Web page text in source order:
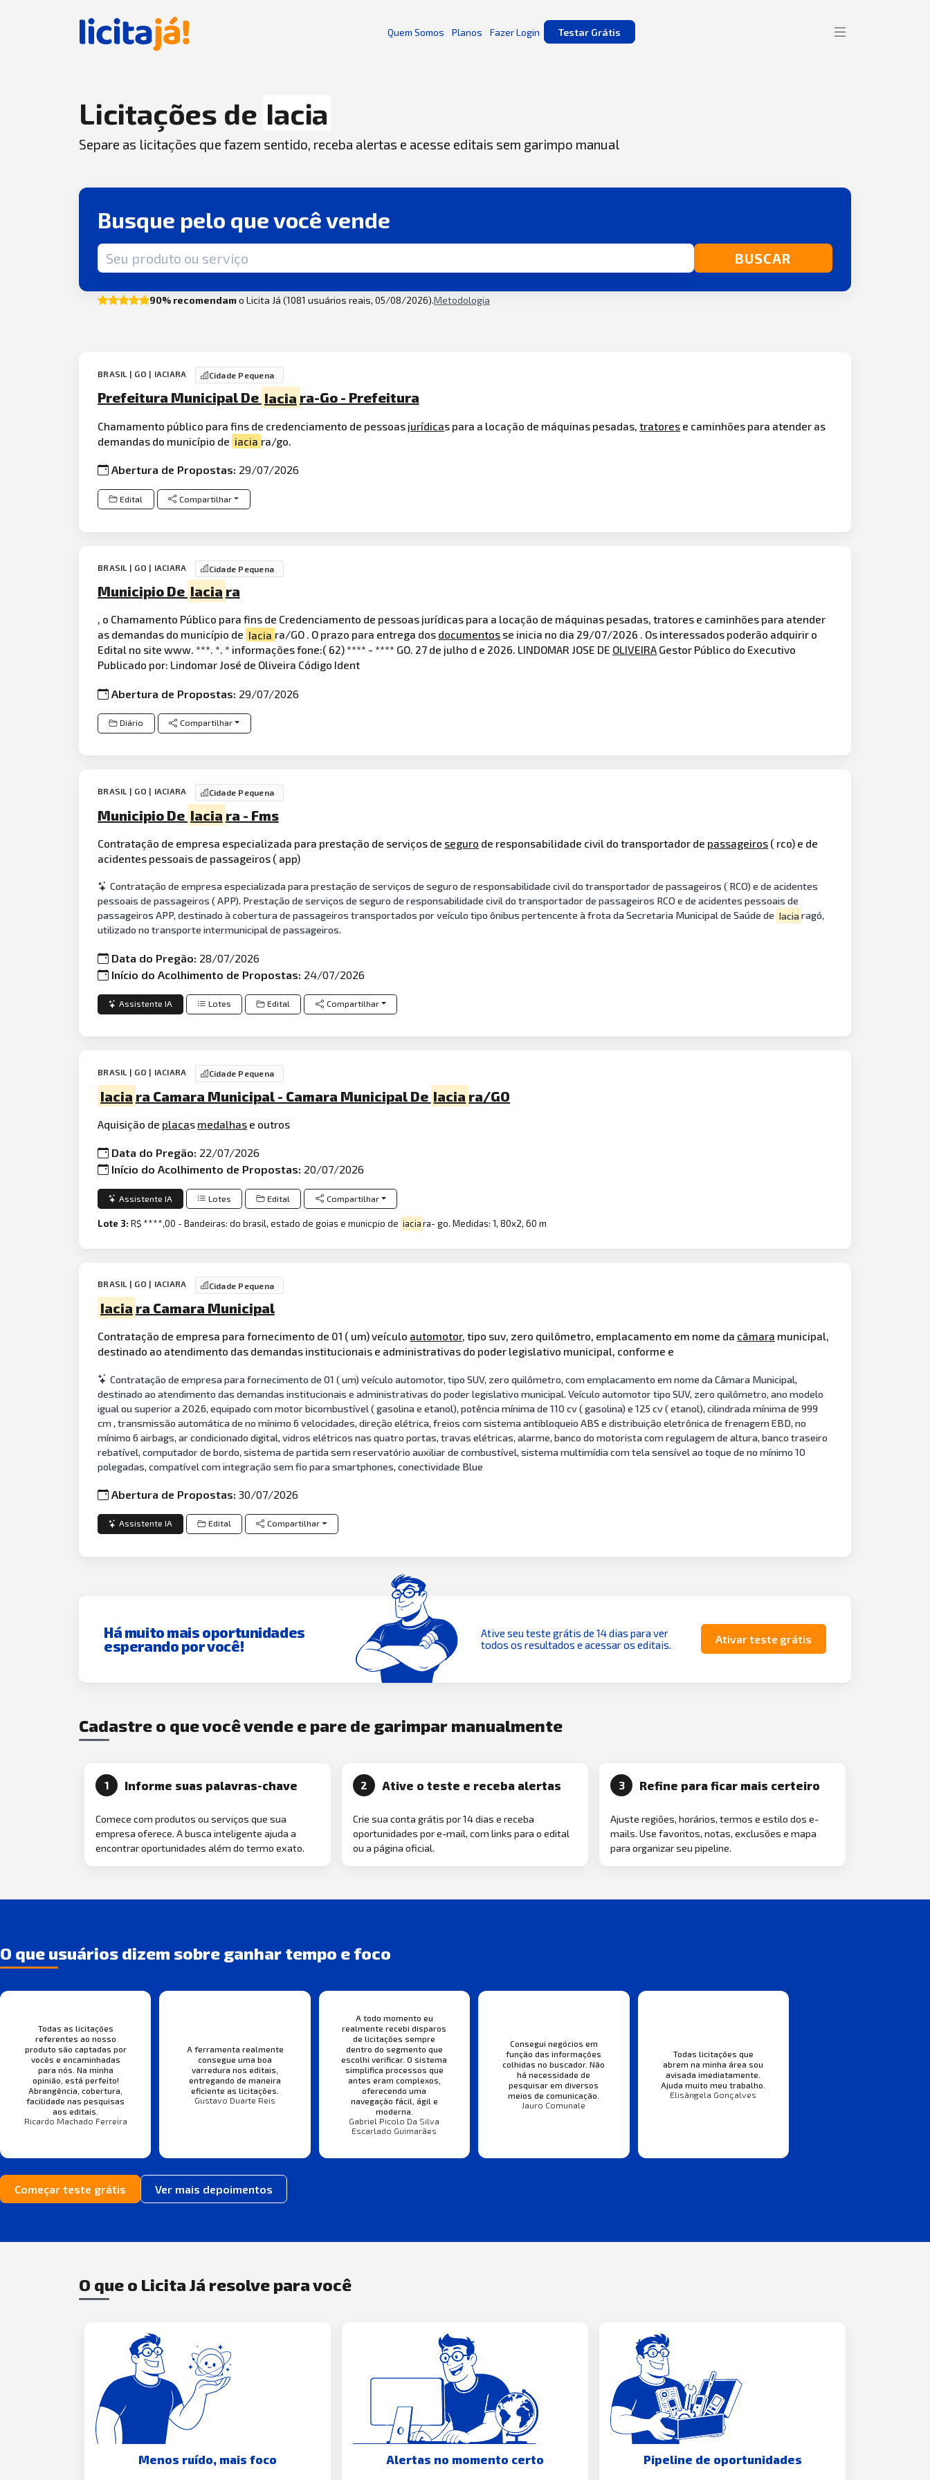
Quem Somos Planos Fazer Login Testar Grátis
Licitações de Iacia
Separe as licitações que fazem sentido, receba alertas e acesse editais sem garimpo manual
Busque pelo que você vende
Termo de busca BUSCAR
90% recomendamo Licita Já (1081 usuários reais, 05/08/2026).Metodologia
BRASIL | GO | IACIARA Cidade Pequena
Prefeitura Municipal De Iacia ra-Go - Prefeitura
Chamamento público para fins de credenciamento de pessoas jurídicas para a locação de máquinas pesadas,tratores e caminhões para atender as
demandas do município de iacia ra/go.
Abertura de Propostas: 29/07/2026
Edital Compartilhar
BRASIL | GO | IACIARA Cidade Pequena
Municipio De Iacia ra
, o Chamamento Público para fins de Credenciamento de pessoas jurídicas para a locação de máquinas pesadas, tratores e caminhões para atender
as demandas do município de Iacia ra/GO . O prazo para entrega dos documentos se inicia no dia 29/07/2026 . Os interessados poderão adquirir o
Edital no site www. ***. *. * informações fone:( 62) **** - **** GO. 27 de julho d e 2026. LINDOMAR JOSE DE OLIVEIRA Gestor Público do Executivo
Publicado por: Lindomar José de Oliveira Código Ident
Abertura de Propostas: 29/07/2026
Diário Compartilhar
BRASIL | GO | IACIARA Cidade Pequena
Municipio De Iacia ra - Fms
Contratação de empresa especializada para prestação de serviços de seguro de responsabilidade civil do transportador de passageiros ( rco) e de
acidentes pessoais de passageiros ( app)
Contratação de empresa especializada para prestação de serviços de seguro de responsabilidade civil do transportador de passageiros ( RCO) e de acidentes
pessoais de passageiros ( APP). Prestação de serviços de seguro de responsabilidade civil do transportador de passageiros RCO e de acidentes pessoais de
passageiros APP, destinado à cobertura de passageiros transportados por veículo tipo ônibus pertencente à frota da Secretaria Municipal de Saúde de Iaciaragó,
utilizado no transporte intermunicipal de passageiros.
Data do Pregão: 28/07/2026
Início do Acolhimento de Propostas: 24/07/2026
Assistente IA Lotes Edital Compartilhar
BRASIL | GO | IACIARA Cidade Pequena
Iacia ra Camara Municipal - Camara Municipal De Iacia ra/GO
Aquisição de placas medalhas e outros
Data do Pregão: 22/07/2026
Início do Acolhimento de Propostas: 20/07/2026
Assistente IA Lotes Edital Compartilhar
Lote 3:R$ ****,00 - Bandeiras: do brasil, estado de goias e municpio de iaciara- go. Medidas: 1, 80x2, 60 m
BRASIL | GO | IACIARA Cidade Pequena
Iacia ra Camara Municipal
Contratação de empresa para fornecimento de 01 ( um) veículo automotor, tipo suv, zero quilômetro, emplacamento em nome da câmara municipal,
destinado ao atendimento das demandas institucionais e administrativas do poder legislativo municipal, conforme e
Contratação de empresa para fornecimento de 01 ( um) veículo automotor, tipo SUV, zero quilômetro, com emplacamento em nome da Câmara Municipal,
destinado ao atendimento das demandas institucionais e administrativas do poder legislativo municipal. Veículo automotor tipo SUV, zero quilômetro, ano modelo
igual ou superior a 2026, equipado com motor bicombustível ( gasolina e etanol), potência mínima de 110 cv ( gasolina) e 125 cv ( etanol), cilindrada mínima de 999
cm , transmissão automática de no mínimo 6 velocidades, direção elétrica, freios com sistema antibloqueio ABS e distribuição eletrônica de frenagem EBD, no
mínimo 6 airbags, ar condicionado digital, vidros elétricos nas quatro portas, travas elétricas, alarme, banco do motorista com regulagem de altura, banco traseiro
rebatível, computador de bordo, sistema de partida sem reservatório auxiliar de combustível, sistema multimídia com tela sensível ao toque de no mínimo 10
polegadas, compatível com integração sem fio para smartphones, conectividade Blue
Abertura de Propostas:30/07/2026
Assistente IA Edital Compartilhar
Há muito mais oportunidades
esperando por você!
Ative seu teste grátis de 14 dias para ver
todos os resultados e acessar os editais.
Ativar teste grátis
Cadastre o que você vende e pare de garimpar manualmente
1 Informe suas palavras-chave
Comece com produtos ou serviços que sua
empresa oferece. A busca inteligente ajuda a
encontrar oportunidades além do termo exato.
2 Ative o teste e receba alertas
Crie sua conta grátis por 14 dias e receba
oportunidades por e-mail, com links para o edital
ou a página oficial.
3 Refine para ficar mais certeiro
Ajuste regiões, horários, termos e estilo dos e-
mails. Use favoritos, notas, exclusões e mapa
para organizar seu pipeline.
O que usuários dizem sobre ganhar tempo e foco
Todas as licitações
referentes ao nosso
produto são captadas por
vocês e encaminhadas
para nós. Na minha
opinião, está perfeito!
Abrangência, cobertura,
facilidade nas pesquisas
aos editais.
Ricardo Machado Ferreira
A ferramenta realmente
consegue uma boa
varredura nos editais,
entregando de maneira
eficiente as licitações.
Gustavo Duarte Reis
A todo momento eu
realmente recebi disparos
de licitações sempre
dentro do segmento que
escolhi verificar. O sistema
simplifica processos que
antes eram complexos,
oferecendo uma
navegação fácil, ágil e
moderna.
Gabriel Picolo Da Silva
Escarlado Guimarães
Consegui negócios em
função das informações
colhidas no buscador. Não
há necessidade de
pesquisar em diversos
meios de comunicação.
Jauro Comunale
Todas licitações que
abrem na minha área sou
avisada imediatamente.
Ajuda muito meu trabalho.
Elisângela Gonçalves
Começar teste grátis Ver mais depoimentos
O que o Licita Já resolve para você
Menos ruído, mais foco Alertas no momento certo Pipeline de oportunidades